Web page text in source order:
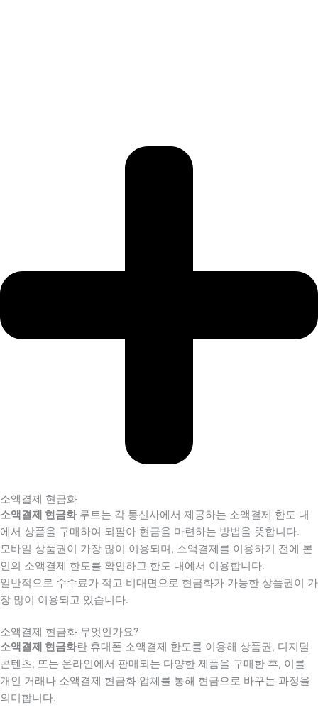
소액결제 현금화
소액결제 현금화루트는 각 통신사에서 제공하는 소액결제 한도 내
에서 상품을 구매하여 되팔아 현금을 마련하는 방법을 뜻합니다.
모바일 상품권이 가장 많이 이용되며, 소액결제를 이용하기 전에 본
인의 소액결제 한도를 확인하고 한도 내에서 이용합니다.
일반적으로 수수료가 적고 비대면으로 현금화가 가능한 상품권이 가
장 많이 이용되고 있습니다.
소액결제 현금화 무엇인가요?
소액결제 현금화란 휴대폰 소액결제 한도를 이용해 상품권, 디지털
콘텐츠, 또는 온라인에서 판매되는 다양한 제품을 구매한 후, 이를
개인 거래나 소액결제 현금화 업체를 통해 현금으로 바꾸는 과정을
의미합니다.